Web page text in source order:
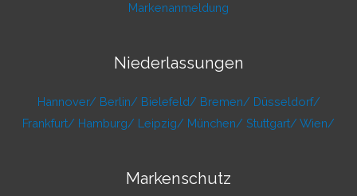
Markenanmeldung
Niederlassungen
Hannover/ Berlin/ Bielefeld/ Bremen/ Düsseldorf/
Frankfurt/ Hamburg/ Leipzig/ München/ Stuttgart/ Wien/
Markenschutz